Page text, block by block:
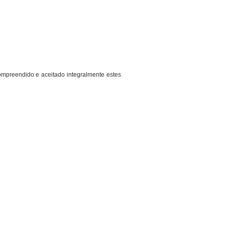
e aceitado integralmente estes